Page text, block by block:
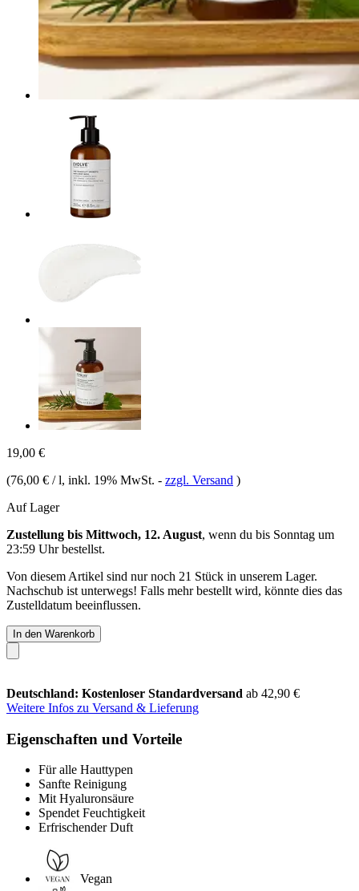
19,00 €
(76,00 € / l, inkl. 19% MwSt. - zzgl. Versand )
Auf Lager
Zustellung bis Mittwoch, 12. August, wenn du bis Sonntag um
23:59 Uhrbestellst.
Von diesem Artikel sind nur noch 21 Stück in unserem Lager.
Nachschub ist unterwegs! Falls mehr bestellt wird, könnte dies das
Zustelldatum beeinflussen.
In den Warenkorb
Deutschland: Kostenloser Standardversand ab 42,90 €
Weitere Infos zu Versand & Lieferung
Eigenschaften und Vorteile
Für alle Hauttypen
Sanfte Reinigung
Mit Hyaluronsäure
Spendet Feuchtigkeit
Erfrischender Duft
Vegan